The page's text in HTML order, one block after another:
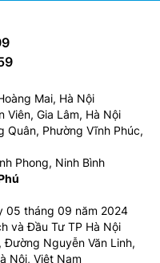
Mai, Hà Nội
Viên, Gia Lâm, Hà Nội
Quân, Phường Vĩnh Phúc,
Phong, Ninh Bình
05 tháng 09 năm 2024
và Đầu Tư TP Hà Nội
Đường Nguyễn Văn Linh,
Nội, Việt Nam